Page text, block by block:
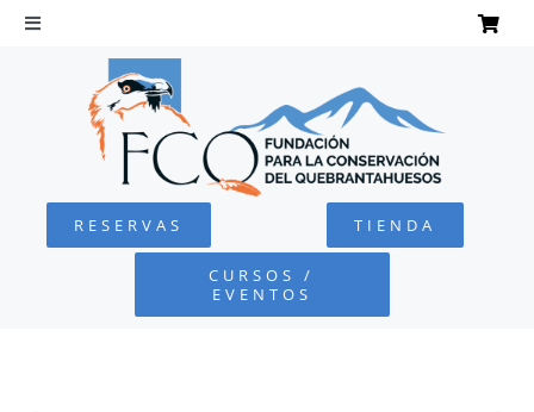
Saltar
Toggle
Navigation
QUEBRANTAHUESOS
FUNDACIÓN
RESERVAS TIENDA
CURSOS /
EVENTOS